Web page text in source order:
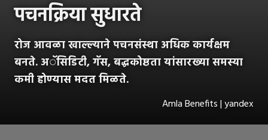
पचनक्रिया सुधारते
रोज आवळा खाल्ल्याने पचनसंस्था अधिक कार्यक्षम
बनते. अॅसिडिटी, गॅस, बद्धकोष्ठता यांसारख्या समस्या
कमी होण्यास मदत मिळते.
Amla Benefits | yandex